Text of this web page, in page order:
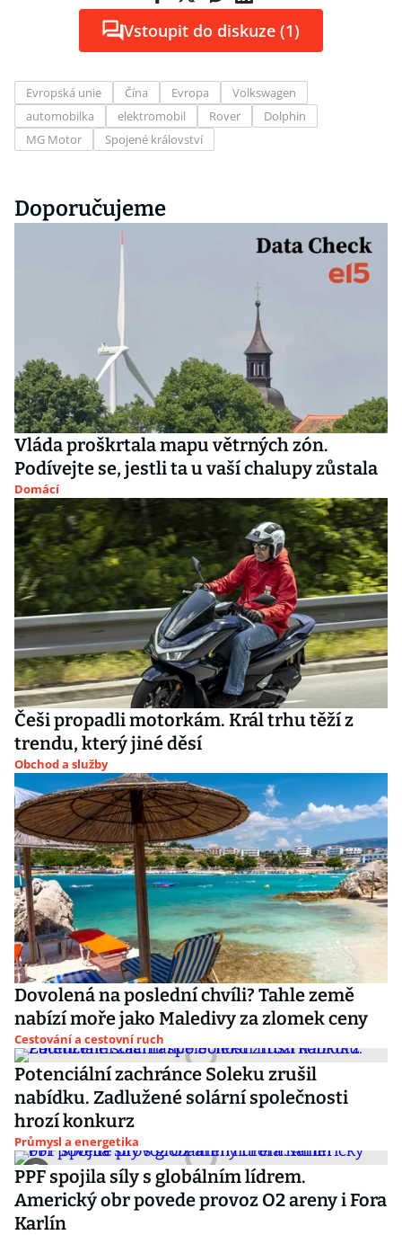
Vstoupit do diskuze (1)
Evropská unie Čína Evropa
Volkswagen
automobilka
elektromobil Rover
Dolphin
MG Motor
Spojené království
Doporučujeme
Vláda proškrtala mapu větrných zón.
Podívejte se, jestli ta u vaší chalupy zůstala
Domácí
Češi propadli motorkám. Král trhu těží z
trendu, který jiné děsí
Obchod a služby
Dovolená na poslední chvíli? Tahle země
nabízí moře jako Maledivy za zlomek ceny
Cestování a cestovní ruch
Potenciální zachránce Soleku zrušil
nabídku. Zadlužené solární společnosti
hrozí konkurz
Průmysl a energetika
PPF spojila síly s globálním lídrem.
Americký obr povede provoz O2 areny i Fora
Karlín